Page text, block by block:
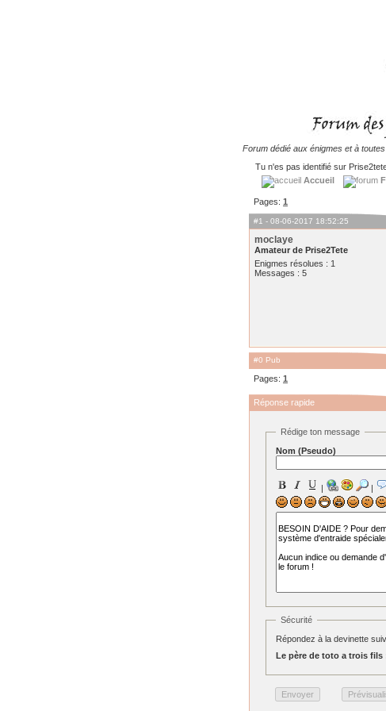
Forum dédié aux énigmes et à
Tu n'es pas identifié sur
Accueil
Pages: 1
#1 - 08-06-2017 18:52:25
moclaye
Amateur de Prise2Tete
Enigmes résolues : 1
Messages : 5
#0 Pub
Pages: 1
Réponse rapide
Rédige ton message
Nom (Pseudo)
| |
Sécurité
Répondez à la devinette
Le père de toto a trois fils